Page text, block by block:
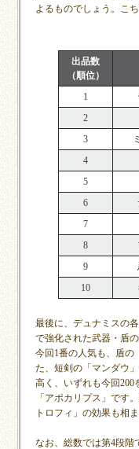
よるものでしょう。こ
出品数
（順位）
1
2
3
4
5
6
7
8
9
10
最後に、デュナミスの
で強化された武器・盾
今回1番の人気も、盾の
た、短剣の「マンダウ
高く、いずれも今回
「アポカリプス」です
トロフィ」の効果も相
なお、総数では第4段階